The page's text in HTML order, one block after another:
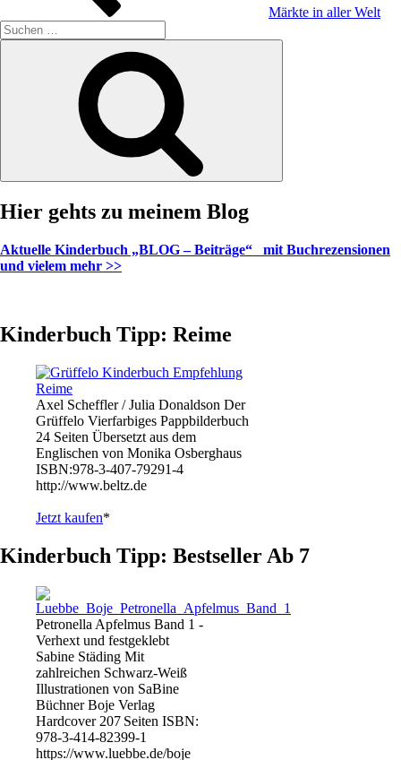
Märkte in aller Welt
Suche
nach:
Hier gehts zu meinem Blog
Aktuelle Kinderbuch „BLOG – Beiträge“ mit Buchrezensionen
und vielem mehr >>
Kinderbuch Tipp: Reime
Axel Scheffler / Julia Donaldson Der
Grüffelo Vierfarbiges Pappbilderbuch
24 Seiten Übersetzt aus dem
Englischen von Monika Osberghaus
ISBN:978-3-407-79291-4
http://www.beltz.de
Jetzt kaufen*
Kinderbuch Tipp: Bestseller Ab 7
Petronella Apfelmus Band 1 -
Verhext und festgeklebt
Sabine Städing Mit
zahlreichen Schwarz-Weiß
Illustrationen von SaBine
Büchner Boje Verlag
Hardcover 207 Seiten ISBN:
978-3-414-82399-1
https://www.luebbe.de/boje